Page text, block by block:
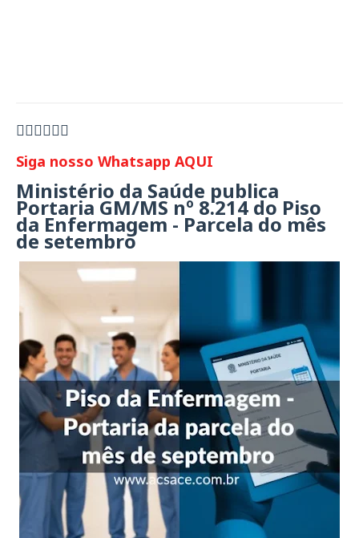
👇🏻👇🏻👇🏻
Siga nosso Whatsapp AQUI
Ministério da Saúde publica
Portaria GM/MS nº 8.214 do Piso
da Enfermagem - Parcela do mês
de setembro